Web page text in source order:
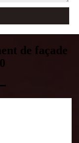
de façade